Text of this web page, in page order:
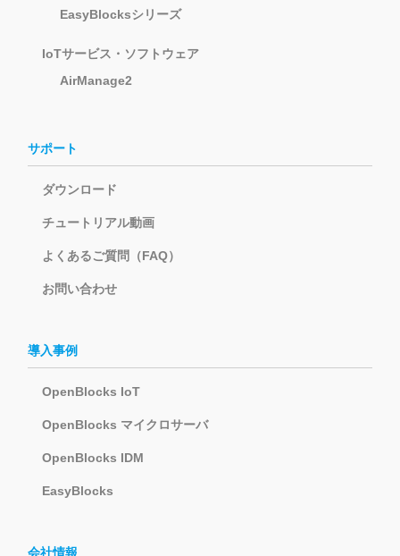
EasyBlocksシリーズ
IoTサービス・ソフトウェア
AirManage2
サポート
ダウンロード
チュートリアル動画
よくあるご質問（FAQ）
お問い合わせ
導入事例
OpenBlocks IoT
OpenBlocks マイクロサーバ
OpenBlocks IDM
EasyBlocks
会社情報